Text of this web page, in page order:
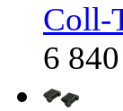
Coll-
6